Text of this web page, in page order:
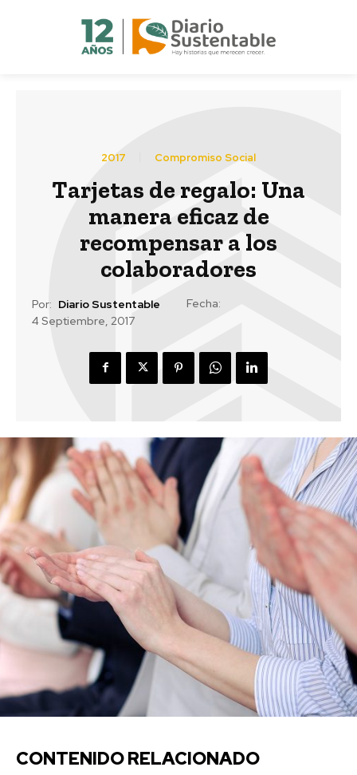
2017 Compromiso Social
Tarjetas de regalo: Una
manera eficaz de
recompensar a los
colaboradores
Por: Diario Sustentable
Fecha:
4 Septiembre, 2017
CONTENIDO RELACIONADO